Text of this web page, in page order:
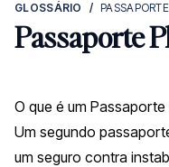
GLOSSÁRIO /
Passaporte
O que é um Passaporte
Um segundo
um seguro contra